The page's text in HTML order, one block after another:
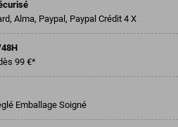
Alma, Paypal, Paypal Crédit 4 X
99 €*
Emballage Soigné